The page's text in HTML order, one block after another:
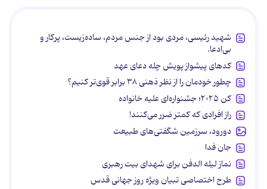
شهید رئیسی، مردی بود از جنس مردم، ساده‌زیست، پرکار و
بی‌ادعا.
کدهای پیشواز پویش چله دعای عهد
چطور خودمان را از نظر ذهنی ۳۸ برابر قوی‌تر کنیم؟
کن ۲۰۲۵؛ جشنواره‌ای علیه خانواده
راز افرادی که کمتر ضرر می‌کنند!
دورود، سرزمین شگفتی‌های طبیعت
جان فدا
نماز لیله الدفن برای شهدای بیت رهبری
طرح اختصاصی تبیان ویژه روز جهانی قدس